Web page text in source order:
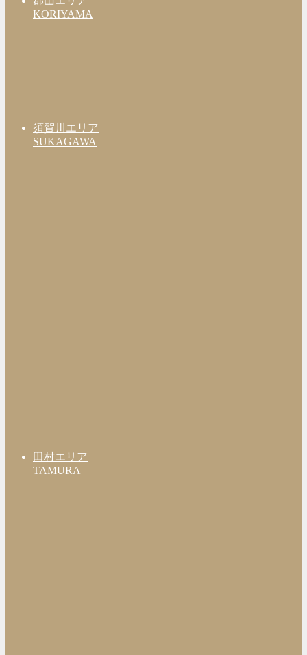
KORIYAMA
須賀川エリア
SUKAGAWA
田村エリア
TAMURA